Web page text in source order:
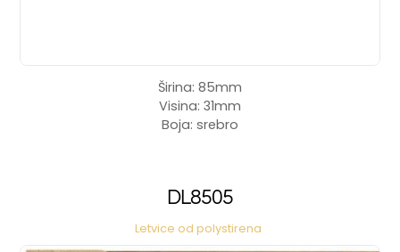
Širina: 85mm
Visina: 31mm
Boja: srebro
DL8505
Letvice od polystirena